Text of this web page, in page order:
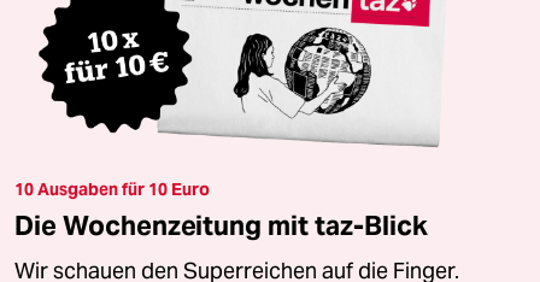
10 Ausgaben für 10 Euro
Die Wochenzeitung mit taz-Blick
Wir schauen den Superreichen auf die Finger.